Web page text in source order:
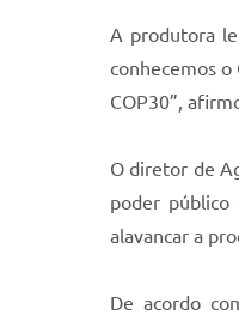
A produtora
conhecemos o
COP30”,
O diretor de
poder público
alavancar a
De acordo